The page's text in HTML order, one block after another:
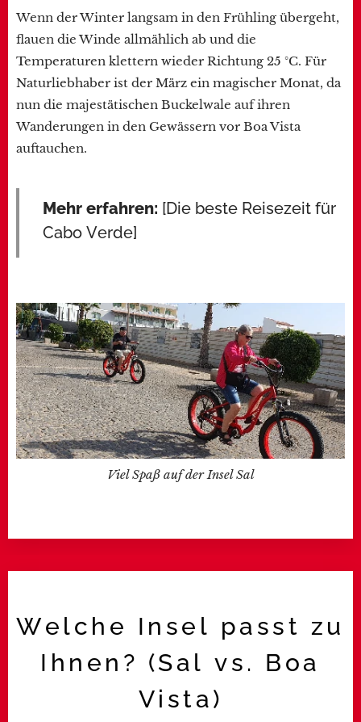
Wenn der Winter langsam in den Frühling übergeht,
flauen die Winde allmählich ab und die
Temperaturen klettern wieder Richtung 25 °C. Für
Naturliebhaber ist der März ein magischer Monat, da
nun die majestätischen Buckelwale auf ihren
Wanderungen in den Gewässern vor Boa Vista
auftauchen.
Mehr erfahren: [Die beste Reisezeit für
Cabo Verde]
Viel Spaß auf der Insel Sal
Welche Insel passt zu
Ihnen? (Sal vs. Boa
Vista)